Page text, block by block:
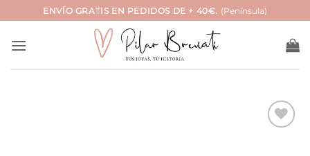
al
contenido
ENVÍO GRATIS EN PEDIDOS DE + 40€. (Península)